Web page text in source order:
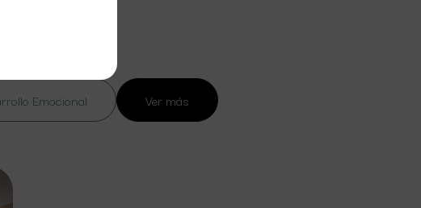
Emocional Ver más